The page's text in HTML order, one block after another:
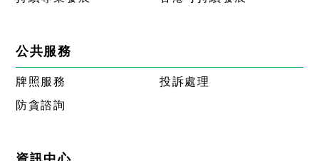
公共服務
牌照服務
投訴處理
防貪諮詢